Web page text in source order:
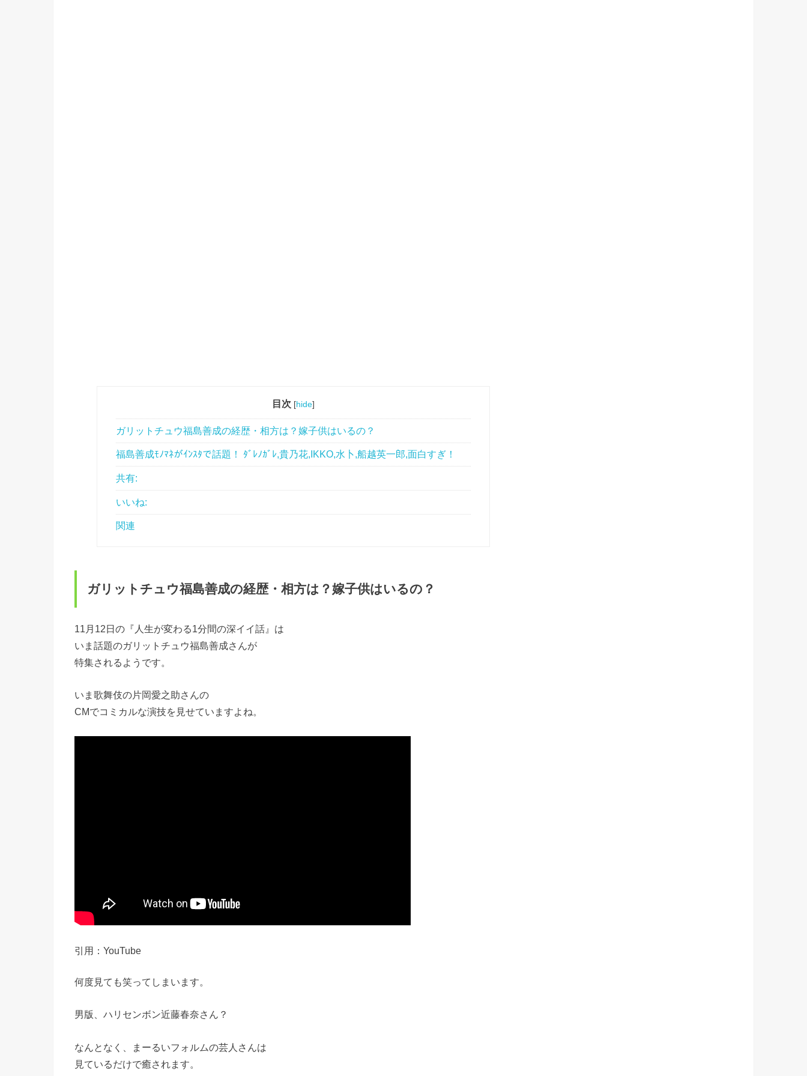
目次 [hide]
ガリットチュウ福島善成の経歴・相方は？嫁子供はいるの？
福島善成ﾓﾉﾏﾈがｲﾝｽﾀで話題！ ﾀﾞﾚﾉｶﾞﾚ,貴乃花,IKKO,水卜,船越英一郎,面白すぎ！
共有:
いいね:
関連
ガリットチュウ福島善成の経歴・相方は？嫁子供はいるの？
11月12日の『人生が変わる1分間の深イイ話』は
いま話題のガリットチュウ福島善成さんが
特集されるようです。
いま歌舞伎の片岡愛之助さんの
CMでコミカルな演技を見せていますよね。
引用：YouTube
何度見ても笑ってしまいます。
男版、ハリセンボン近藤春奈さん？
なんとなく、まーるいフォルムの芸人さんは
見ているだけで癒されます。